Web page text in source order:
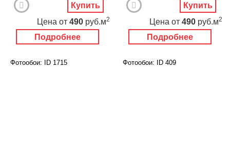
Подробнее
Цена от 490 руб.м2
Купить
Подробнее
Цена от 490 руб.м2
Купить
Фотообои: ID 1715 Фотообои: ID 409